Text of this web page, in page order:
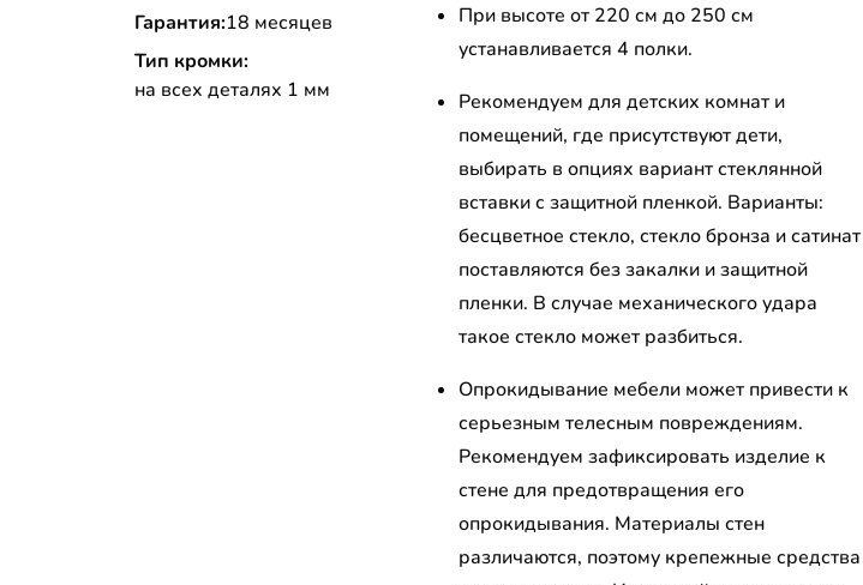
Гарантия:18 месяцев
Тип кромки:
на всех деталях 1 мм
При высоте от 220 см до 250 см
устанавливается 4 полки.
Рекомендуем для детских комнат и
помещений, где присутствуют дети,
выбирать в опциях вариант стеклянной
вставки с защитной пленкой. Варианты:
бесцветное стекло, стекло бронза и сатинат
поставляются без закалки и защитной
пленки. В случае механического удара
такое стекло может разбиться.
Опрокидывание мебели может привести к
серьезным телесным повреждениям.
Рекомендуем зафиксировать изделие к
стене для предотвращения его
опрокидывания. Материалы стен
различаются, поэтому крепежные средства